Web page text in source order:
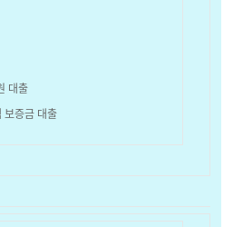
대출
보증금 대출